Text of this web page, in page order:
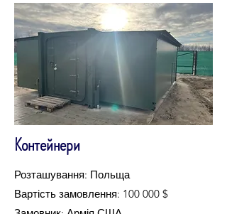
Контейнери
Розташування: Польща
Вартість замовлення: 100 000 $